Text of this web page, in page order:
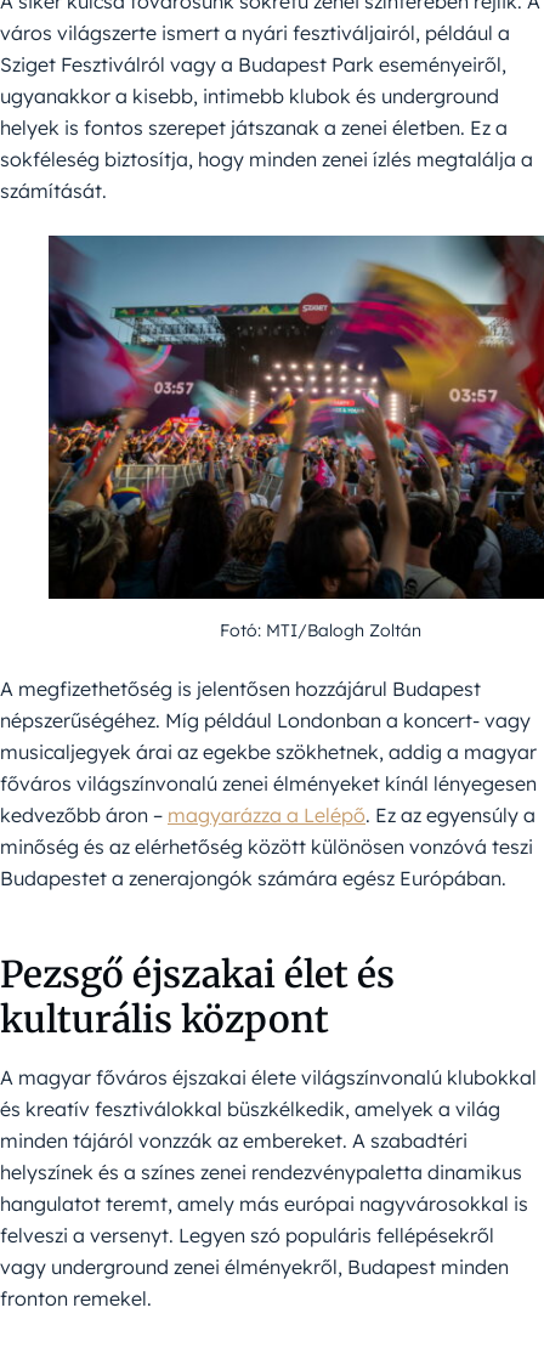
város világszerte ismert a nyári fesztiváljairól, például a
Sziget Fesztiválról vagy a Budapest Park eseményeiről,
ugyanakkor a kisebb, intimebb klubok és underground
helyek is fontos szerepet játszanak a zenei életben. Ez a
sokféleség biztosítja, hogy minden zenei ízlés megtalálja a
számítását.
Fotó: MTI/Balogh Zoltán
A megfizethetőség is jelentősen hozzájárul Budapest
népszerűségéhez. Míg például Londonban a koncert- vagy
musicaljegyek árai az egekbe szökhetnek, addig a magyar
főváros világszínvonalú zenei élményeket kínál lényegesen
kedvezőbb áron – magyarázza a Lelépő. Ez az egyensúly a
minőség és az elérhetőség között különösen vonzóvá teszi
Budapestet a zenerajongók számára egész Európában.
Pezsgő éjszakai élet és
kulturális központ
A magyar főváros éjszakai élete világszínvonalú klubokkal
és kreatív fesztiválokkal büszkélkedik, amelyek a világ
minden tájáról vonzzák az embereket. A szabadtéri
helyszínek és a színes zenei rendezvénypaletta dinamikus
hangulatot teremt, amely más európai nagyvárosokkal is
felveszi a versenyt. Legyen szó populáris fellépésekről
vagy underground zenei élményekről, Budapest minden
fronton remekel.